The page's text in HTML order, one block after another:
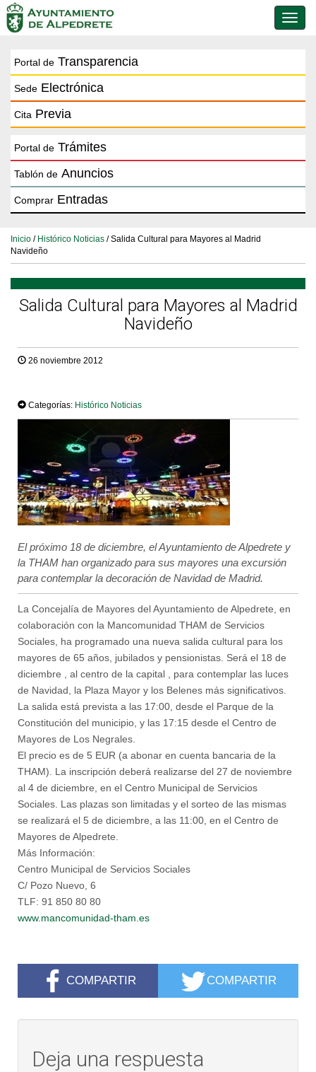
de
Portal de Transparencia
Sede Electrónica
Cita Previa
Portal de Trámites
Tablón de Anuncios
Comprar Entradas
Inicio / Histórico Noticias / Salida Cultural para Mayores al Madrid
Navideño
Salida Cultural para Mayores al Madrid
Navideño
26 noviembre 2012
Categorías: Histórico Noticias
El próximo 18 de diciembre, el Ayuntamiento de Alpedrete y
la THAM han organizado para sus mayores una excursión
para contemplar la decoración de Navidad de Madrid.
La Concejalía de Mayores del Ayuntamiento de Alpedrete, en
colaboración con la Mancomunidad THAM de Servicios
Sociales, ha programado una nueva salida cultural para los
mayores de 65 años, jubilados y pensionistas. Será el 18 de
diciembre , al centro de la capital , para contemplar las luces
de Navidad, la Plaza Mayor y los Belenes más significativos.
La salida está prevista a las 17:00, desde el Parque de la
Constitución del municipio, y las 17:15 desde el Centro de
Mayores de Los Negrales.
El precio es de 5 EUR (a abonar en cuenta bancaria de la
THAM). La inscripción deberá realizarse del 27 de noviembre
al 4 de diciembre, en el Centro Municipal de Servicios
Sociales. Las plazas son limitadas y el sorteo de las mismas
se realizará el 5 de diciembre, a las 11:00, en el Centro de
Mayores de Alpedrete.
Más Información:
Centro Municipal de Servicios Sociales
C/ Pozo Nuevo, 6
TLF: 91 850 80 80
www.mancomunidad-tham.es
COMPARTIR COMPARTIR
Deja una respuesta